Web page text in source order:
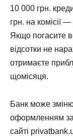
10 000 грн.
грн. на комісії
Якщо погасите
відсотки не
отримаєте
щомісяця.
Банк може
оформленням
сайті